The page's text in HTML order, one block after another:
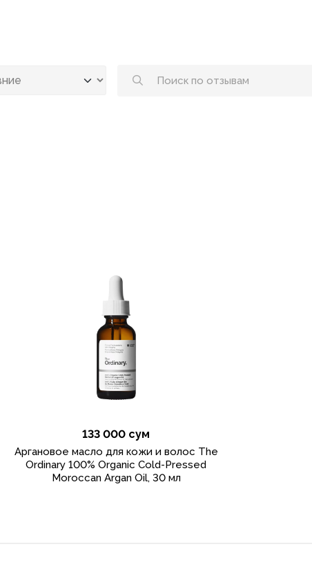
133 000 сум
Аргановое масло для кожи и волос The
Ordinary 100% Organic Cold-Pressed
Moroccan Argan Oil, 30 мл